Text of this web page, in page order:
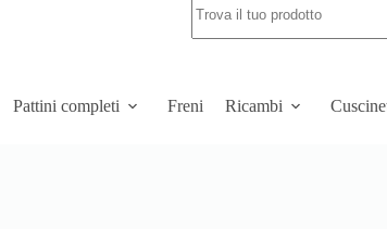
Pattini completi Freni Ricambi